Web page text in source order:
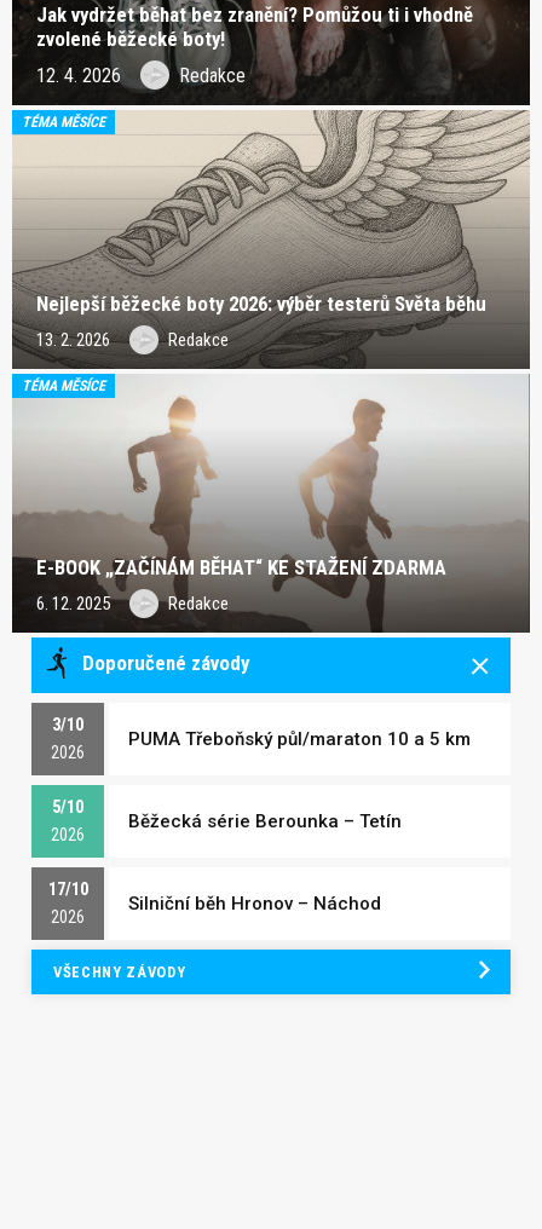
Jak vydržet běhat bez zranění? Pomůžou ti i vhodně
zvolené běžecké boty!
12. 4. 2026 Redakce
TÉMA MĚSÍCE
Nejlepší běžecké boty 2026: výběr testerů Světa běhu
13. 2. 2026 Redakce
TÉMA MĚSÍCE
E-BOOK „ZAČÍNÁM BĚHAT“ KE STAŽENÍ ZDARMA
6. 12. 2025 Redakce
Doporučené závody
3/10
2026
PUMA Třeboňský půl/maraton 10 a 5 km
5/10
2026
Běžecká série Berounka – Tetín
17/10
2026
Silniční běh Hronov – Náchod
VŠECHNY ZÁVODY